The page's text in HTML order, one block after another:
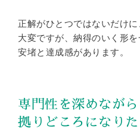
正解がひとつではないだけ
大変ですが、納得のいく形
安堵と達成感があります。
専門性を深めなが
拠りどころになり